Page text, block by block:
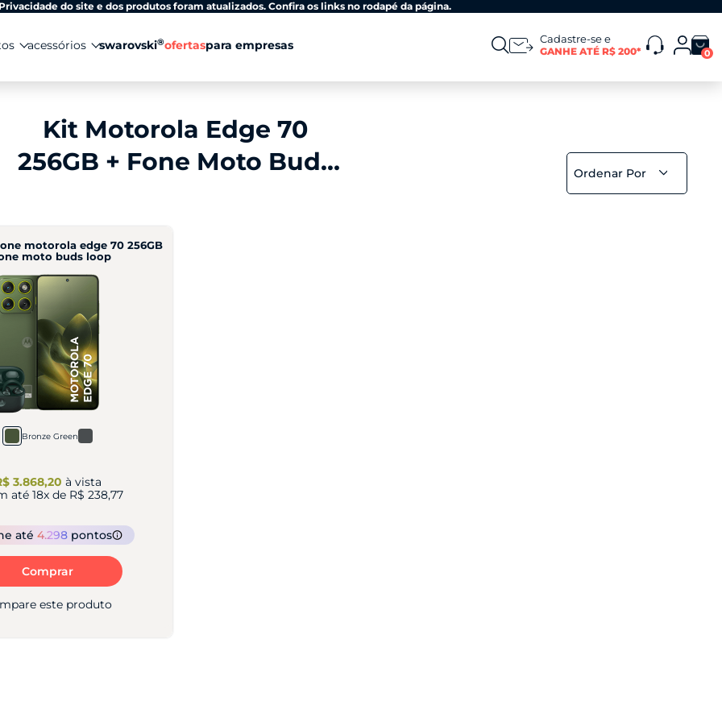
do site e dos produtos foram atualizados. Confira os links no rodapé da página.
acessórios swarovski®ofertaspara empresas Cadastre-se e
GANHE ATÉ R$ 200* 0
Kit Motorola Edge 70
256GB + Fone Moto Buds
Ordenar Por
motorola edge 70 256GB
moto buds loop
Bronze Green
3.868,20 à vista
até18x de R$ 238,77
até 4.298 pontos
Comprar
este produto